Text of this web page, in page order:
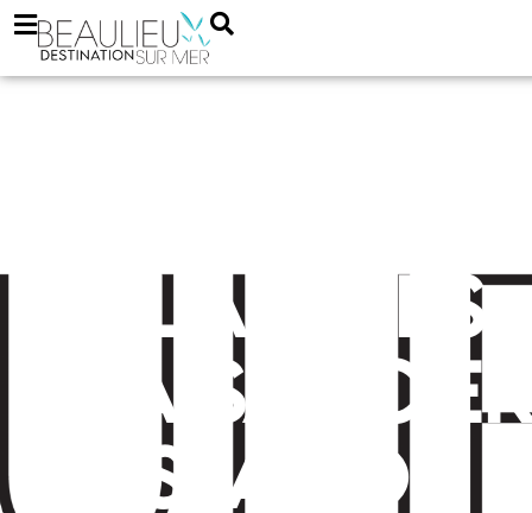
Relais des
– station